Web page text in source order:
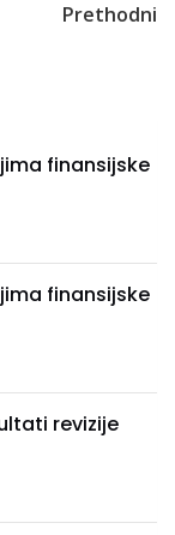
Prethodni
finansijske
finansijske
revizije